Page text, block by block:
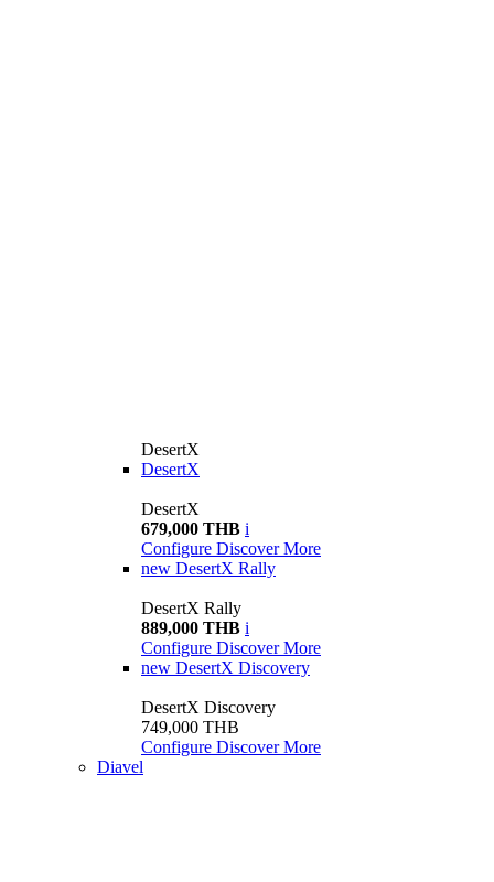
DesertX
DesertX
DesertX
679,000 THB i
Configure Discover More
new DesertX Rally
DesertX Rally
889,000 THB i
Configure Discover More
new DesertX Discovery
DesertX Discovery
749,000 THB
Configure Discover More
Diavel